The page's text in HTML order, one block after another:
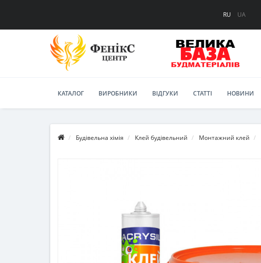
RU UA
КАТАЛОГ ВИРОБНИКИ ВІДГУКИ СТАТТІ НОВИНИ
Будівельна хімія Клей будівельний Монтажний клей